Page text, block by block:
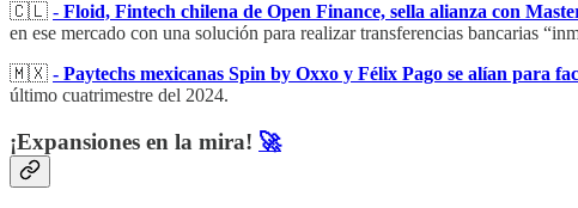
🇨🇱 - Floid, Fintech chilena de Open Finance, sella alianza con
en ese mercado con una solución para realizar transferencias bancarias
🇲🇽 - Paytechs mexicanas Spin by Oxxo y Félix Pago se alían para
último cuatrimestre del 2024.
¡Expansiones en la mira! 🚀